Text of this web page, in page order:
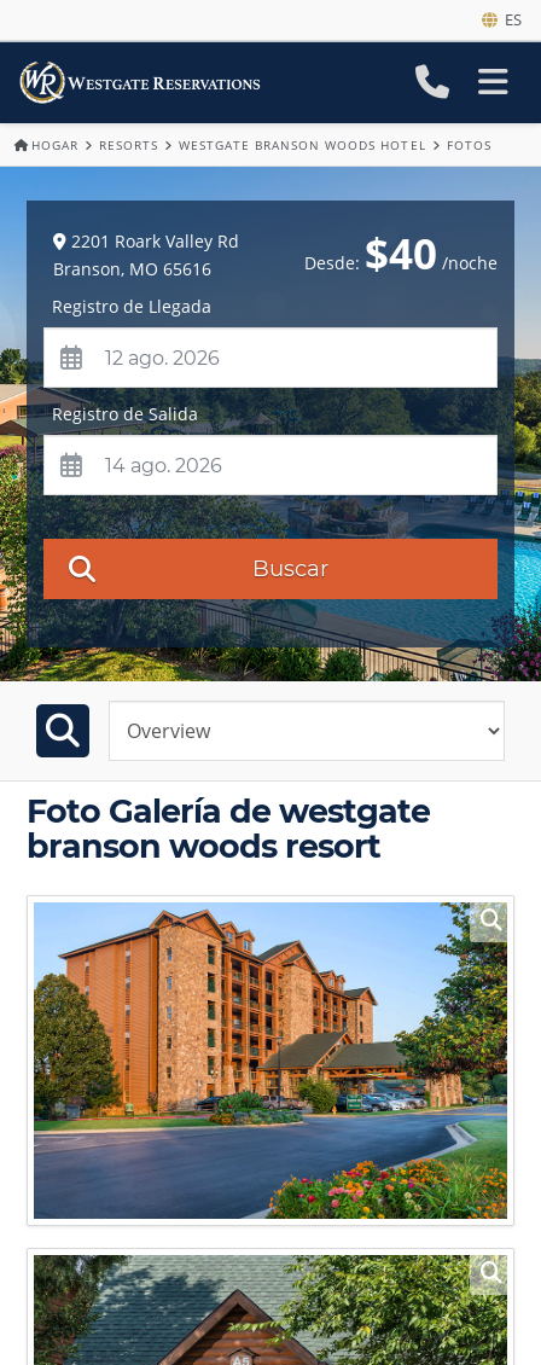
ES
HOGAR RESORTS WESTGATE BRANSON WOODS HOTEL FOTOS
2201 Roark Valley Rd
Branson, MO 65616 Desde: $40 /noche
Registro de Llegada
Registro de Salida
Buscar
Foto Galería de westgate
branson woods resort